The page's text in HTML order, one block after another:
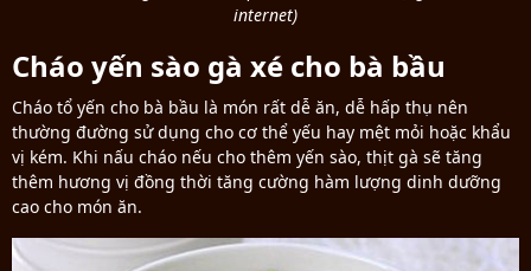
internet)
Cháo yến sào gà xé cho bà bầu
Cháo tổ yến cho bà bầu là món rất dễ ăn, dễ hấp thụ nên
thường đường sử dụng cho cơ thể yếu hay mệt mỏi hoặc khẩu
vị kém. Khi nấu cháo nếu cho thêm yến sào, thịt gà sẽ tăng
thêm hương vị đồng thời tăng cường hàm lượng dinh dưỡng
cao cho món ăn.